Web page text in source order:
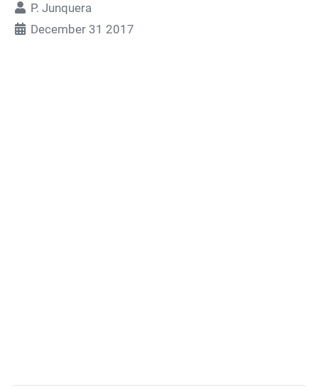
P. Junquera
December 31 2017